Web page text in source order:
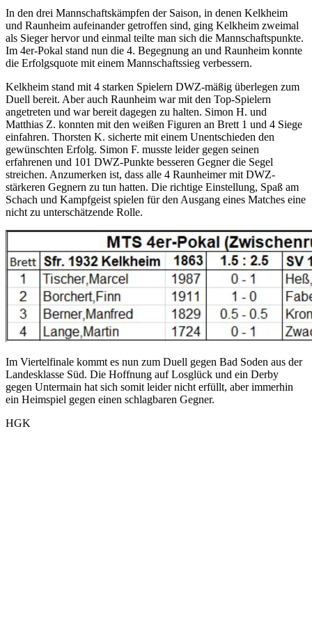
In den drei Mannschaftskämpfen der Saison, in denen Kelkheim
und Raunheim aufeinander getroffen sind, ging Kelkheim zweimal
als Sieger hervor und einmal teilte man sich die Mannschaftspunkte.
Im 4er-Pokal stand nun die 4. Begegnung an und Raunheim konnte
die Erfolgsquote mit einem Mannschaftssieg verbessern.
Kelkheim stand mit 4 starken Spielern DWZ-mäßig überlegen zum
Duell bereit. Aber auch Raunheim war mit den Top-Spielern
angetreten und war bereit dagegen zu halten. Simon H. und
Matthias Z. konnten mit den weißen Figuren an Brett 1 und 4 Siege
einfahren. Thorsten K. sicherte mit einem Unentschieden den
gewünschten Erfolg. Simon F. musste leider gegen seinen
erfahrenen und 101 DWZ-Punkte besseren Gegner die Segel
streichen. Anzumerken ist, dass alle 4 Raunheimer mit DWZ-
stärkeren Gegnern zu tun hatten. Die richtige Einstellung, Spaß am
Schach und Kampfgeist spielen für den Ausgang eines Matches eine
nicht zu unterschätzende Rolle.
Im Viertelfinale kommt es nun zum Duell gegen Bad Soden aus der
Landesklasse Süd. Die Hoffnung auf Losglück und ein Derby
gegen Untermain hat sich somit leider nicht erfüllt, aber immerhin
ein Heimspiel gegen einen schlagbaren Gegner.
HGK